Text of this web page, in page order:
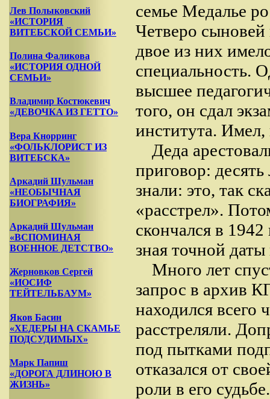
Лев Полыковский
«ИСТОРИЯ
ВИТЕБСКОЙ СЕМЬИ»
Полина Фаликова
«ИСТОРИЯ ОДНОЙ
СЕМЬИ»
Владимир Костюкевич
«ДЕВОЧКА ИЗ ГЕТТО»
Вера Кнорринг
«ФОЛЬКЛОРИСТ ИЗ
ВИТЕБСКА»
Аркадий Шульман
«НЕОБЫЧНАЯ
БИОГРАФИЯ»
Аркадий Шульман
«ВСПОМИНАЯ
ВОЕННОЕ ДЕТСТВО»
Жерновков Сергей
«ИОСИФ
ТЕЙТЕЛЬБАУМ»
Яков Басин
«ХЕДЕРЫ НА СКАМЬЕ
ПОДСУДИМЫХ»
Марк Папиш
«ДОРОГА ДЛИНОЮ В
ЖИЗНЬ»
семье Медалье
Четверо
двое из них
специальность.
высшее
того, он сдал
института. Имел,
Деда
приговор:
знали: это, так
«расстрел».
скончался в
зная точной
Много лет
запрос в архив
находился всего
расстреляли.
под пытками
отказался от
роли в его судьбе.